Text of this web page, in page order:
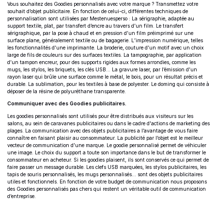
Vous souhaitez des Goodies personnalisés avec votre marque ? Transmettez votre
souhait d’objet publicitaire. En fonction de celui-ci, différentes techniques de
personnalisation sont utilisées par Mestenuesperso : La sérigraphie, adaptée au
support textile, plat, par transfert d’encre au travers d’un film. Le transfert
sérigraphique, par la pose à chaud et en pression d’un film préimprimé sur une
surface plane, généralement textile ou de bagagerie. L’impression numérique, telles
les fonctionnalités d’une imprimante. La broderie, couture d’un motif avec un choix
large de fils de couleurs sur des surfaces textiles. La tampographie, par application
d’un tampon encreur, pour des supports rigides aux formes arrondies, comme les
mugs, les stylos, les briquets, les clés USB… La gravure laser, par l’émission d’un
rayon laser qui brûle une surface comme le métal, le bois, pour un résultat précis et
durable. La sublimation, pour les textiles à base de polyester. Le doming qui consiste à
déposer de la résine de polyuréthane transparente.
Communiquer avec des Goodies publicitaires.
Les goodies personnalisés sont utilisés pour être distribués aux visiteurs sur les
salons, au sein de caravanes publicitaires ou dans le cadre d'actions de marketing des
plages. La communication avec des objets publicitaires a l’avantage de vous faire
connaître en faisant plaisir au consommateur. La publicité par l’objet est le meilleur
vecteur de communication d’une marque. Le goodie personnalisé permet de véhiculer
une image. Le choix du support a toute son importance dans le but de transformer le
consommateur en acheteur. Si les goodies plaisent, ils sont conservés ce qui permet de
faire passer un message durable. Les clefs USB marquées, les stylos publicitaires, les
tapis de souris personnalisés, les mugs personnalisés… sont des objets publicitaires
utiles et fonctionnels. En fonction de votre budget de communication nous proposons
des Goodies personnalisés pas chers qui restent un véritable outil de communication
d’entreprise.